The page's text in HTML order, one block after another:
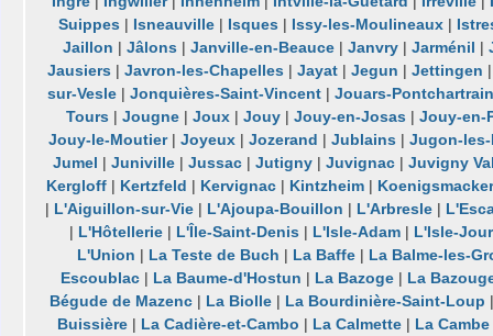
Suippes| Isneauville| Isques| Issy-les-Moulineaux|
Jaillon |Jâlons |Janville-en-Beauce |Janvry |Jarménil |
Jausiers |Javron-les-Chapelles |Jayat |Jegun |Jettingen
sur-Vesle |Jonquières-Saint-Vincent |Jouars-
Tours |Jougne |Joux |Jouy |Jouy-en-Josas |Jouy-en-
Jouy-le-Moutier| Joyeux| Jozerand | Jublains| Jugon-
Jumel |Juniville |Jussac |Jutigny |Juvignac |Juvigny
Kergloff | Kertzfeld | Kervignac | Kintzheim |
| L'Aiguillon-sur-Vie | L'Ajoupa-Bouillon | L'Arbresle |
| L'Hôtellerie| L'Île-Saint-Denis| L'Isle-Adam| L'Isle-
L'Union | La Teste de Buch | La Baffe| La Balme-les-
Escoublac| La Baume-d'Hostun | La Bazoge| La
Bégude de Mazenc | La Biolle | La Bourdinière-Saint-Loup
Buissière| La Cadière-et-Cambo | La Calmette| La Cambe